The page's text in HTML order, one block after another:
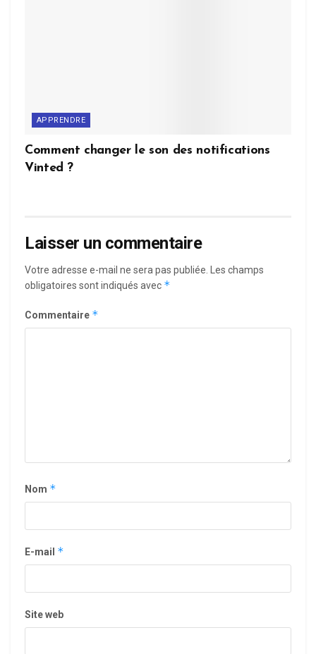
APPRENDRE
Comment changer le son des notifications
Vinted ?
Laisser un commentaire
Votre adresse e-mail ne sera pas publiée. Les champs
obligatoires sont indiqués avec *
Commentaire *
Nom *
E-mail *
Site web